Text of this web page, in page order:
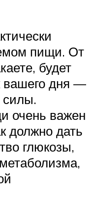
пищи. От
будет
вашего дня —
силы.
очень важен
должно дать
глюкозы,